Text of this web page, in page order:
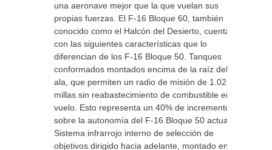
una aeronave mejor que la que vuelan sus
propias fuerzas. El F-16 Bloque 60, también
conocido como el Halcón del Desierto, cuenta
con las siguientes características que lo
diferencian de los F-16 Bloque 50. Tanques
conformados montados encima de la raíz del
ala, que permiten un radio de misión de 1.025
millas sin reabastecimiento de combustible en
vuelo. Esto representa un 40% de incremento
sobre la autonomía del F-16 Bloque 50 actual.
Sistema infrarrojo interno de selección de
objetivos dirigido hacia adelante, montado en